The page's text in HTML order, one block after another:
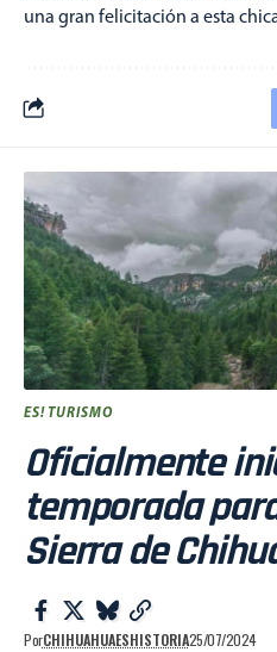
una gran felicitación a esta
ES! TURISMO
Oficialmente
temporada
Sierra de
PorCHIHUAHUAESHISTORIA25/07/2024